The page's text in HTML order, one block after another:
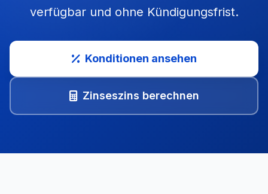
verfügbar und ohne Kündigungsfrist.
Konditionen ansehen
Zinseszins berechnen